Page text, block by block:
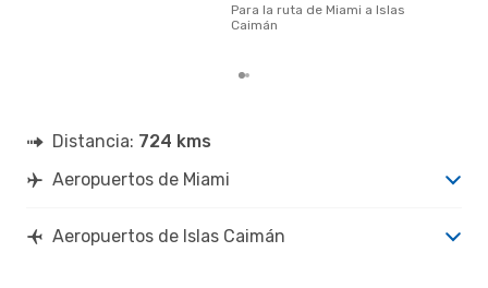
Para la ruta de Miami a Islas
Caimán
Distancia: 724 kms
Aeropuertos de Miami
Aeropuertos de Islas Caimán